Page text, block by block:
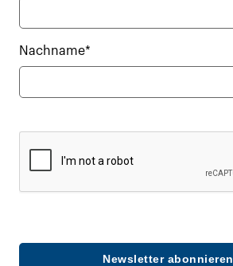
Nachname*
Newsletter abonnieren